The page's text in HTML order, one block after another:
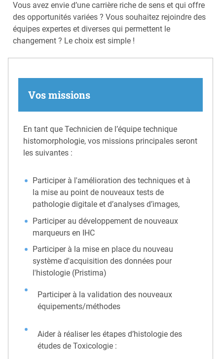
Vous avez envie d’une carrière riche de sens et qui offre
des opportunités variées ? Vous souhaitez rejoindre des
équipes expertes et diverses qui permettent le
changement ? Le choix est simple !
Vos missions
En tant que Technicien de l’équipe technique
histomorphologie, vos missions principales seront
les suivantes :
Participer à l'amélioration des techniques et à
la mise au point de nouveaux tests de
pathologie digitale et d’analyses d’images,
Participer au développement de nouveaux
marqueurs en IHC
Participer à la mise en place du nouveau
système d'acquisition des données pour
l'histologie (Pristima)
Participer à la validation des nouveaux
équipements/méthodes
Aider à réaliser les étapes d’histologie des
études de Toxicologie :